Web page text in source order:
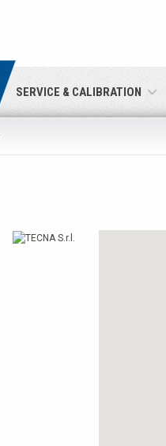
SERVICE & CALIBRATION